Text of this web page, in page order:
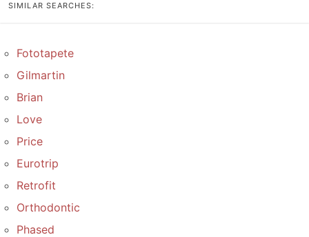
SIMILAR SEARCHES:
Fototapete
Gilmartin
Brian
Love
Price
Eurotrip
Retrofit
Orthodontic
Phased